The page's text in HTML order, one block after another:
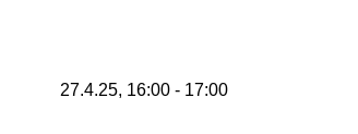
27.4.25, 16:00 - 17:00